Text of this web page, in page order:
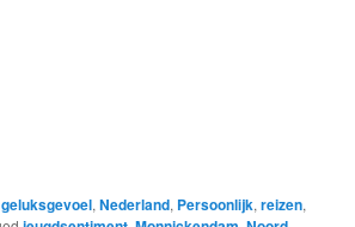
geluksgevoel,Nederland, Persoonlijk,reizen,